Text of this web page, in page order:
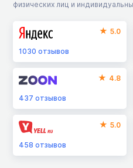
физических лиц и
5.0
1030 отзывов
4.8
437 отзывов
5.0
458 отзывов